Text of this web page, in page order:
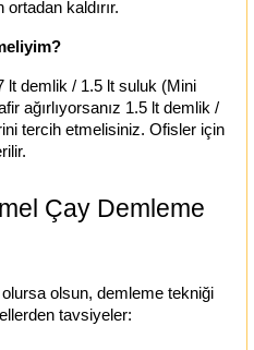
kaldırır.
lt demlik / 1.5 lt suluk (Mini
ağırlıyorsanız 1.5 lt demlik /
tercih etmelisiniz. Ofisler için
Çay Demleme
olsun, demleme tekniği
tavsiyeler: